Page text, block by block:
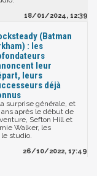
18/01/2024, 12:39
(Batman
: les
leur
leurs
déjà
surprise générale, et
ans après le début de
Sefton Hill et
Walker, les
studio.
26/10/2022, 17:49